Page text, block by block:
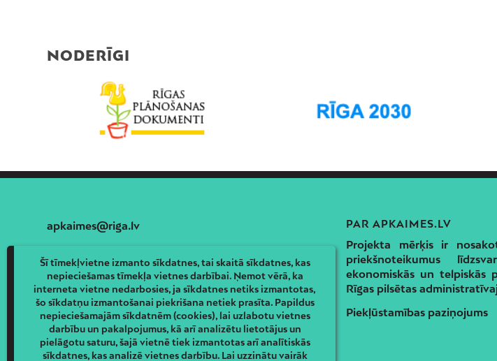
NODERĪGI
apkaimes@riga.lv PAR APKAIMES.LV
Projekta mērķis ir
priekšnoteikumus
ekonomiskās un telpiskās
Rīgas pilsētas
Piekļūstamības paziņojums
Šī tīmekļvietne izmanto sīkdatnes, tai skaitā sīkdatnes, kas
nepieciešamas tīmekļa vietnes darbībai. Ņemot vērā, ka
interneta vietne nedarbosies, ja sīkdatnes netiks izmantotas,
šo sīkdatņu izmantošanai piekrišana netiek prasīta. Papildus
nepieciešamajām sīkdatnēm (cookies), lai uzlabotu vietnes
darbību un pakalpojumus, kā arī analizētu lietotājus un
pielāgotu saturu, šajā vietnē tiek izmantotas arī analītiskās
sīkdatnes, kas analizē vietnes darbību. Lai uzzinātu vairāk